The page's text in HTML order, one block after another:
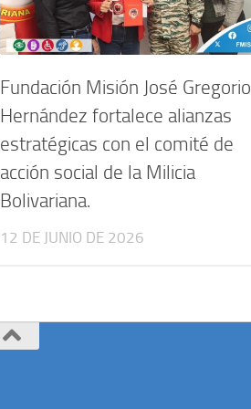
Fundación Misión José Gregorio
Hernández fortalece alianzas
estratégicas con el comité de
acción social de la Milicia
Bolivariana.
12 DE JUNIO DE 2026